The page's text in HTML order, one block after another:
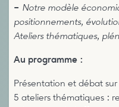
– Notre modèle
positionnements,
Ateliers thématiques,
Au programme :
Présentation et débat
5 ateliers thématiques :